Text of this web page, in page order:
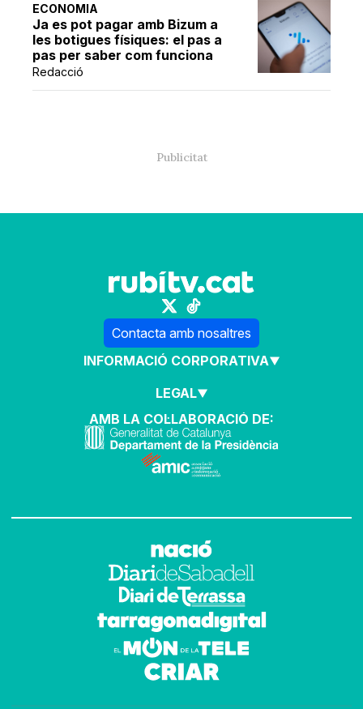
ECONOMIA
Ja es pot pagar amb Bizum a
les botigues físiques: el pas a
pas per saber com funciona
Redacció
Contacta amb nosaltres
INFORMACIÓ CORPORATIVA
LEGAL
AMB LA COL·LABORACIÓ DE: